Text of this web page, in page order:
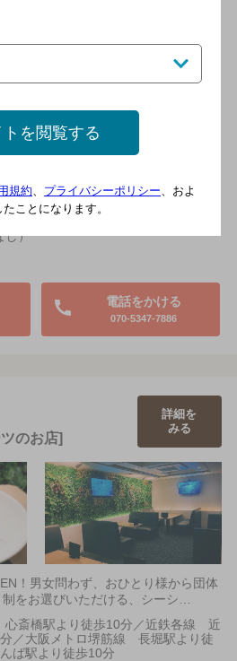
店でかたくるしくありません。楽器
4番出口より徒歩5分／近鉄奈良線 な
歩10分／地下鉄堺筋線 長堀橋駅7番
未満
し）
電話をかける
070-5347-7886
のお店]
詳細を
みる
！男女問わず、おひとり様から団体
をお選びいただける、シーシ…
斎橋駅より徒歩10分／近鉄各線 近
／大阪メトロ堺筋線 長堀駅より徒
ば駅より徒歩10分
を閲覧する
規約 プライバシーポリシー 、およ
ことになります。